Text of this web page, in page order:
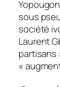
sous
société
Laurent
partisans
«